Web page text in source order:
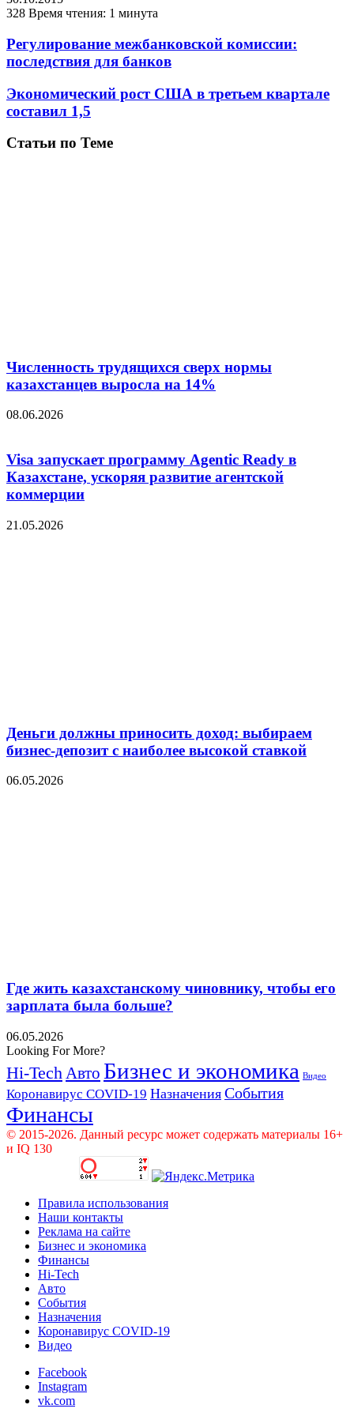
328 Время чтения: 1 минута
Регулирование межбанковской комиссии:
последствия для банков
Экономический рост США в третьем квартале
составил 1,5
Статьи по Теме
Численность трудящихся сверх нормы
казахстанцев выросла на 14%
08.06.2026
Visa запускает программу Agentic Ready в
Казахстане, ускоряя развитие агентской
коммерции
21.05.2026
Деньги должны приносить доход: выбираем
бизнес-депозит с наиболее высокой ставкой
06.05.2026
Где жить казахстанскому чиновнику, чтобы его
зарплата была больше?
06.05.2026
Looking For More?
Hi-Tech Авто Бизнес и экономика Видео
Коронавирус COVID-19 Назначения События
Финансы
© 2015-2026. Данный ресурс может содержать материалы 16+
и IQ 130
Правила использования
Наши контакты
Реклама на сайте
Бизнес и экономика
Финансы
Hi-Tech
Авто
События
Назначения
Коронавирус COVID-19
Видео
Facebook
Instagram
vk.com